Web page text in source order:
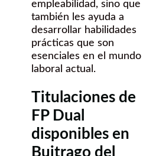
empleabilidad, sino que
también les ayuda a
desarrollar habilidades
prácticas que son
esenciales en el mundo
laboral actual.
Titulaciones de
FP Dual
disponibles en
Buitrago del